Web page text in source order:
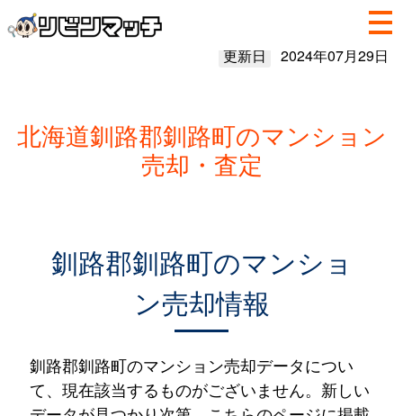
更新日 2024年07月29日
北海道釧路郡釧路町のマンション
売却・査定
釧路郡釧路町のマンショ
ン売却情報
釧路郡釧路町のマンション売却データについ
て、現在該当するものがございません。新しい